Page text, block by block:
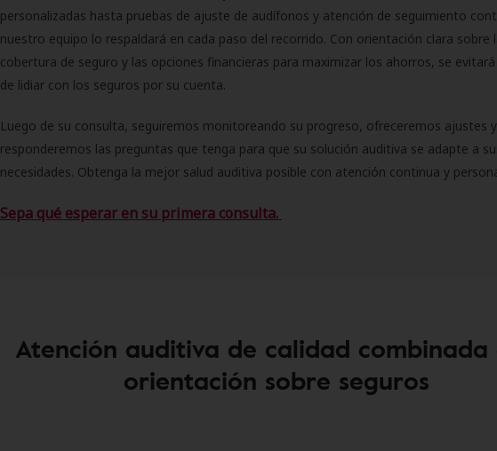
personalizadas hasta pruebas de ajuste de audífonos y atención de seguimiento
nuestro equipo lo respaldará en cada paso del recorrido. Con orientación clara sobre
cobertura de seguro y las opciones financieras para maximizar los ahorros, se
de lidiar con los seguros por su cuenta.
Luego de su consulta, seguiremos monitoreando su progreso, ofreceremos ajustes y
responderemos las preguntas que tenga para que su solución auditiva se adapte a
necesidades. Obtenga la mejor salud auditiva posible con atención continua y
Sepa qué esperar en su primera consulta.
Atención auditiva de calidad combinada
orientación sobre seguros